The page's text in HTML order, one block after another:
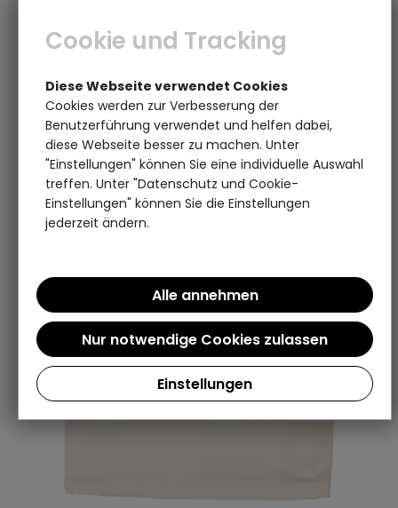
Cookie und Tracking
Diese Webseite verwendet Cookies
Cookies werden zur Verbesserung der
Benutzerführung verwendet und helfen dabei,
diese Webseite besser zu machen. Unter
"Einstellungen" können Sie eine individuelle Auswahl
treffen. Unter "Datenschutz und Cookie-
Einstellungen" können Sie die Einstellungen
jederzeit ändern.
Einstellungen